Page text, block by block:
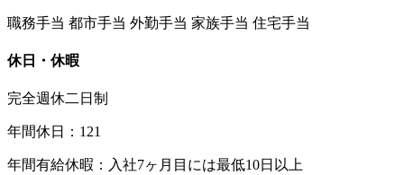
職務手当 都市手当 外勤手当 家族手当 住宅手当
休日・休暇
完全週休二日制
年間休日：121
年間有給休暇：入社7ヶ月目には最低10日以上